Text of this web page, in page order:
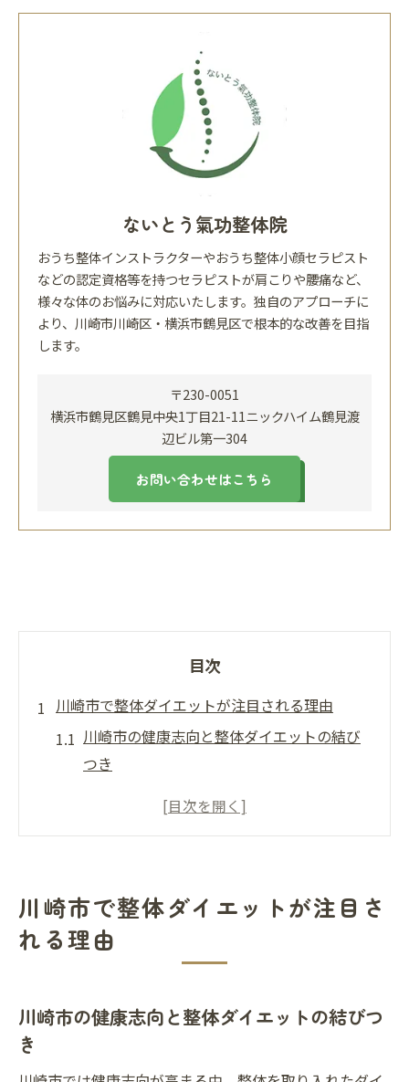
ないとう氣功整体院
おうち整体インストラクターやおうち整体小顔セラピスト
などの認定資格等を持つセラピストが肩こりや腰痛など、
様々な体のお悩みに対応いたします。独自のアプローチに
より、川崎市川崎区・横浜市鶴見区で根本的な改善を目指
します。
〒230-0051
横浜市鶴見区鶴見中央1丁目21-11ニックハイム鶴見渡
辺ビル第一304
お問い合わせはこちら
目次
川崎市で整体ダイエットが注目される理由
川崎市の健康志向と整体ダイエットの結び
つき
整体がもたらすダイエット効果とは
川崎市の整体ダイエットの最新トレンド
整体を活用したダイエットの新しいアプローチ
ダイエットにおける整体の役割
整体を使ったダイエットのメリット
川崎市で整体ダイエットが注目さ
れる理由
川崎市の健康志向と整体ダイエットの結びつ
き